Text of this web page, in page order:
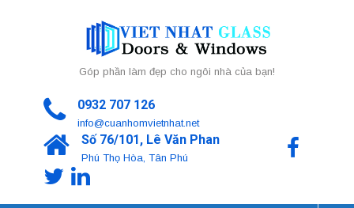
Góp phần làm đẹp cho ngôi nhà của bạn!
0932 707 126
info@cuanhomvietnhat.net
Số 76/101, Lê Văn Phan
Phú Thọ Hòa, Tân Phú